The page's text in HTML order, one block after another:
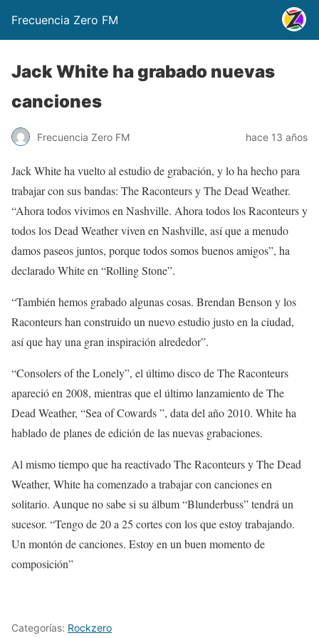
Frecuencia Zero FM
Jack White ha grabado nuevas
canciones
Frecuencia Zero FM hace 13 años
Jack White ha vuelto al estudio de grabación, y lo ha hecho para
trabajar con sus bandas: The Raconteurs y The Dead Weather.
“Ahora todos vivimos en Nashville. Ahora todos los Raconteurs y
todos los Dead Weather viven en Nashville, así que a menudo
damos paseos juntos, porque todos somos buenos amigos”, ha
declarado White en “Rolling Stone”.
“También hemos grabado algunas cosas. Brendan Benson y los
Raconteurs han construido un nuevo estudio justo en la ciudad,
así que hay una gran inspiración alrededor”.
“Consolers of the Lonely”, el último disco de The Raconteurs
apareció en 2008, mientras que el último lanzamiento de The
Dead Weather, “Sea of Cowards ”, data del año 2010. White ha
hablado de planes de edición de las nuevas grabaciones.
Al mismo tiempo que ha reactivado The Raconteurs y The Dead
Weather, White ha comenzado a trabajar con canciones en
solitario. Aunque no sabe si su álbum “Blunderbuss” tendrá un
sucesor. “Tengo de 20 a 25 cortes con los que estoy trabajando.
Un montón de canciones. Estoy en un buen momento de
composición”
Categorías: Rockzero